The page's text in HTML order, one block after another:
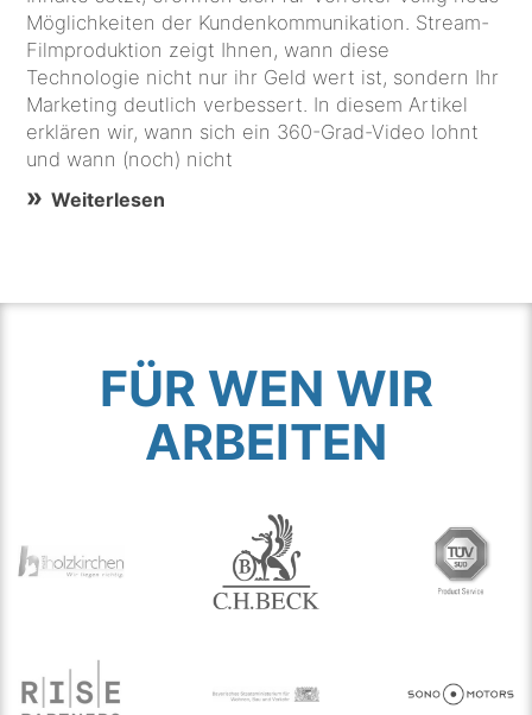
Möglichkeiten der Kundenkommunikation. Stream-
Filmproduktion zeigt Ihnen, wann diese
Technologie nicht nur ihr Geld wert ist, sondern Ihr
Marketing deutlich verbessert. In diesem Artikel
erklären wir, wann sich ein 360-Grad-Video lohnt
und wann (noch) nicht
Weiterlesen
FÜR WEN WIR
ARBEITEN